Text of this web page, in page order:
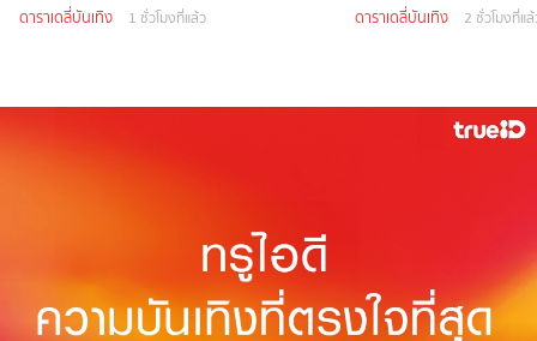
ดาราเดลี่บันเทิง 1 ชั่วโมงที่แล้ว ดาราเดลี่บันเทิง 2 ชั่วโมงที่แ